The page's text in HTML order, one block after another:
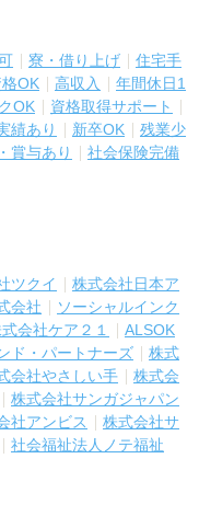
寮・借り上げ
住宅手
OK 高収入
年間休日1
OK
資格取得サポート
績あり 新卒OK
残業少
賞与あり
社会保険完備
ツクイ
株式会社日本ア
会社
ソーシャルインク
会社ケア２１
ALSOK
ド・パートナーズ
株式
会社やさしい手
株式会
株式会社サンガジャパン
社アンビス
株式会社サ
社会福祉法人ノテ福祉